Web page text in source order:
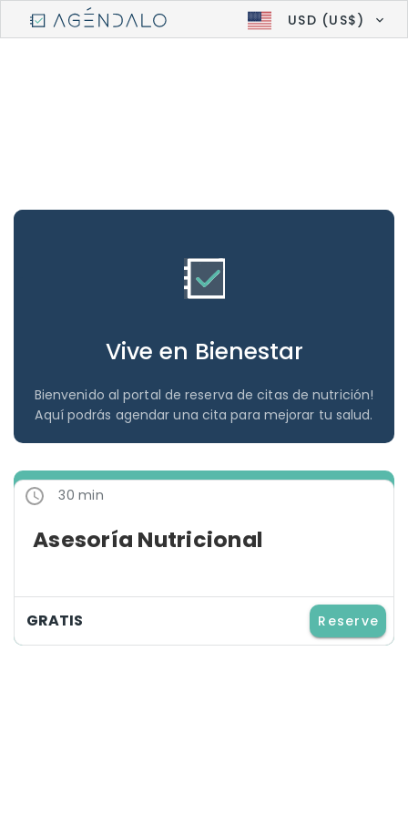
USD (US$)
Vive en Bienestar
Bienvenido al portal de reserva de citas de nutrición!
Aquí podrás agendar una cita para mejorar tu salud.
30 min
Asesoría Nutricional
GRATIS Reserve